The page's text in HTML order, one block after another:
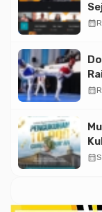
calendar_month
calendar_month
calendar_month